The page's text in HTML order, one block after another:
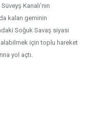
Kanalı’nın
kalan geminin
Soğuk Savaş siyasi
için toplu hareket
yol açtı.